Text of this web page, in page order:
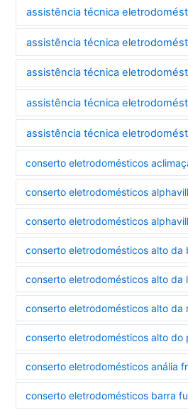
assistência técnica
assistência técnica
assistência técnica
assistência técnica
assistência técnica
conserto eletrodomésticos
conserto eletrodomésticos
conserto eletrodomésticos
conserto eletrodomésticos alto da
conserto eletrodomésticos alto da
conserto eletrodomésticos alto da
conserto eletrodomésticos alto do
conserto eletrodomésticos anália
conserto eletrodomésticos barra